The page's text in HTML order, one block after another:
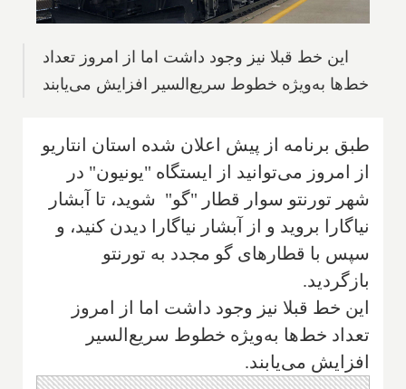
این خط قبلا نیز وجود داشت اما از امروز تعداد
خط‌ها به‌ویژه خطوط سریع‌السیر افزایش می‌یابند
طبق برنامه از پیش اعلان شده استان انتاریو
از امروز می‌توانید از ایستگاه "یونیون" در
شهر تورنتو سوار قطار "گو" شوید، تا آبشار
نیاگارا بروید و از آبشار نیاگارا دیدن کنید، و
سپس با قطارهای گو مجدد به تورنتو
بازگردید.
این خط قبلا نیز وجود داشت اما از امروز
تعداد خط‌ها به‌ویژه خطوط سریع‌السیر
افزایش می‌یابند.